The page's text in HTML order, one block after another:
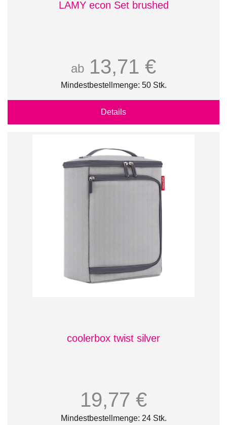
LAMY econ Set brushed
ab 13,71 €
Mindestbestellmenge: 50 Stk.
Details
coolerbox twist silver
19,77 €
Mindestbestellmenge: 24 Stk.